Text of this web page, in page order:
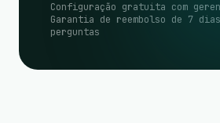
Configuração gratuita com
Garantia de reembolso de 7
perguntas